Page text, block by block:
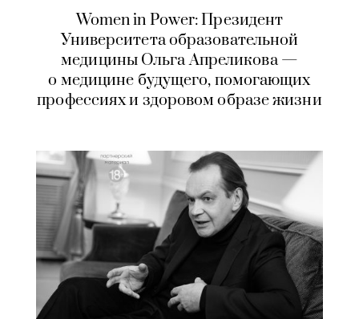
Women in Power: Президент
Университета образовательной
медицины Ольга Апреликова —
о медицине будущего, помогающих
профессиях и здоровом образе жизни